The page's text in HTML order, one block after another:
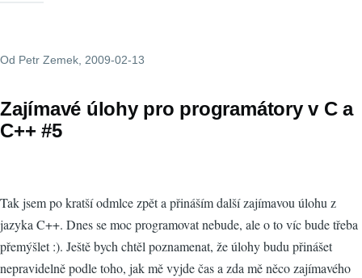
Od Petr Zemek, 2009-02-13
Zajímavé úlohy pro programátory v C a
C++ #5
Tak jsem po kratší odmlce zpět a přináším další zajímavou úlohu z
jazyka C++. Dnes se moc programovat nebude, ale o to víc bude třeba
přemýšlet :). Ještě bych chtěl poznamenat, že úlohy budu přinášet
nepravidelně podle toho, jak mě vyjde čas a zda mě něco zajímavého